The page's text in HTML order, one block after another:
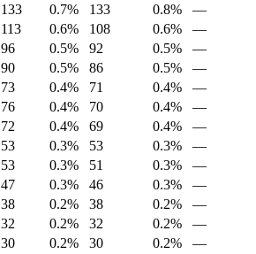
133 0.7% 133 0.8%
—
113 0.6% 108 0.6%
—
96 0.5% 92 0.5%
—
90 0.5% 86 0.5%
—
73 0.4% 71 0.4%
—
76 0.4% 70 0.4%
—
72 0.4% 69 0.4%
—
53 0.3% 53 0.3%
—
53 0.3% 51 0.3%
—
47 0.3% 46 0.3%
—
38 0.2% 38 0.2%
—
32 0.2% 32 0.2%
—
30 0.2% 30 0.2%
—